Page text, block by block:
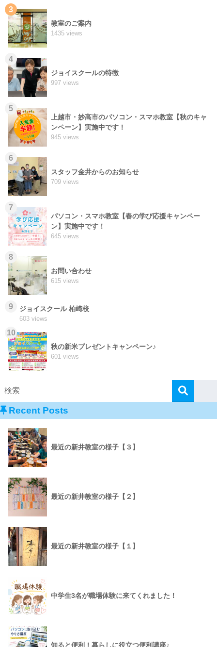
3
教室のご案内
1435 views
4
ジョイスクールの特徴
997 views
5
上越市・妙高市のパソコン・スマホ教室【秋のキャ
ンペーン】実施中です！
945 views
6
スタッフ金井からのお知らせ
709 views
7
パソコン・スマホ教室【春の学び応援キャンペー
ン】実施中です！
645 views
8
お問い合わせ
615 views
9 ジョイスクール 柏崎校
603 views
10
秋の新米プレゼントキャンペーン♪
601 views
Recent Posts
最近の新井教室の様子【３】
最近の新井教室の様子【２】
最近の新井教室の様子【１】
中学生3名が職場体験に来てくれました！
知ると便利！暮らしに役立つ便利講座♪